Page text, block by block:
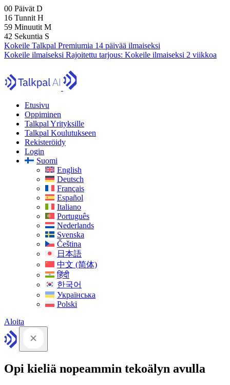
00 Päivät D
16 Tunnit H
59 Minuutit M
41 Sekuntia S
Kokeile Talkpal Premiumia 14 päivää ilmaiseksi
Kokeile ilmaiseksi Rajoitettu tarjous: Kokeile ilmaiseksi 2 viikkoa
Etusivu
Oppiminen
Talkpal Yrityksille
Talkpal Koulutukseen
Rekisteröidy
Login
Suomi
English
Deutsch
Français
Español
Italiano
Português
Nederlands
Svenska
Čeština
日本語
中文 (简体)
हिंदी
한국어
Українська
Polski
Aloita
Opi kieliä nopeammin tekoälyn avulla